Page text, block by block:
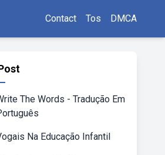
Contact Tos DMCA
The Words - Tradução Em
Na Educação Infantil